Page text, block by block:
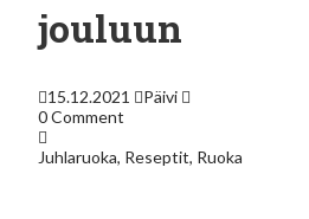
jouluun
15.12.2021
Päivi
0 Comment
Juhlaruoka, Reseptit, Ruoka